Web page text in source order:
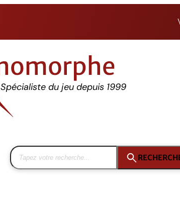
Spécialiste du jeu depuis 1999